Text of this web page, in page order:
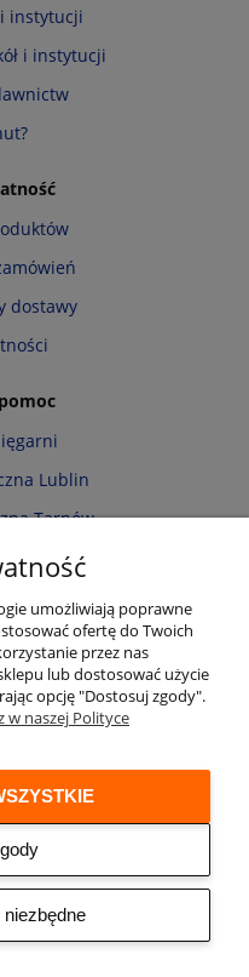
instytucji
i instytucji
dostawy
Lublin
Tarnów
Alenuty.pl
2/88 61-643 Poznań
umożliwiają poprawne
ofertę do Twoich
przez nas
lub dostosować użycie
opcję "Dostosuj zgody".
w naszej Polityce